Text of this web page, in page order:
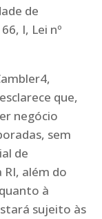
de
I, Lei nº
que,
negócio
sem
de
RI, além do
à
sujeito às